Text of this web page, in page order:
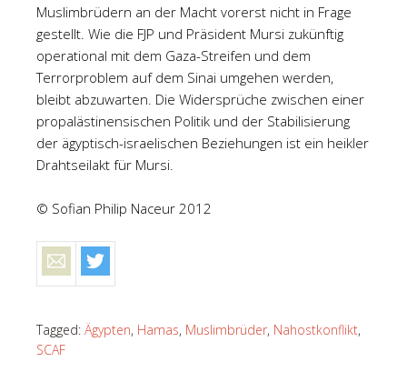
Muslimbrüdern an der Macht vorerst nicht in Frage
gestellt. Wie die FJP und Präsident Mursi zukünftig
operational mit dem Gaza-Streifen und dem
Terrorproblem auf dem Sinai umgehen werden,
bleibt abzuwarten. Die Widersprüche zwischen einer
propalästinensischen Politik und der Stabilisierung
der ägyptisch-israelischen Beziehungen ist ein heikler
Drahtseilakt für Mursi.
© Sofian Philip Naceur 2012
Tagged: Ägypten, Hamas, Muslimbrüder, Nahostkonflikt,
SCAF